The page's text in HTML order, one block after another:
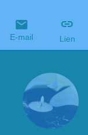
E-mail Lien